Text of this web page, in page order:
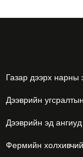
Газар дээрх нарны эрчим
Дээврийн
Дээврийн эд ангиуд
Фермийн